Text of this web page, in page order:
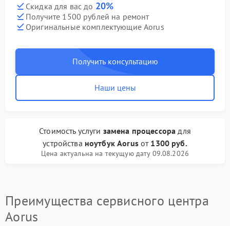
Скидка для вас до 20%
Получите 1500 рублей на ремонт
Оригинальные комплектующие Aorus
Получить консультацию
Наши цены
Стоимость услуги замена процессора для
устройства ноутбук Aorusот 1300 руб.
Цена актуальна на текущую дату 09.08.2026
Преимущества сервисного центра
Aorus